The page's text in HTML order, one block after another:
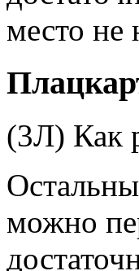
место не
(3Л) Как
можно